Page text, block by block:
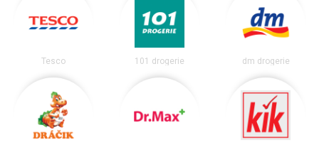
Tesco 101 drogerie dm drogerie